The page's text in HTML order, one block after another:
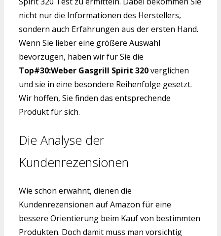
nicht nur die Informationen des Herstellers,
sondern auch Erfahrungen aus der ersten Hand.
Wenn Sie lieber eine größere Auswahl
bevorzugen, haben wir für Sie die
Top#30:Weber Gasgrill Spirit 320verglichen
und sie in eine besondere Reihenfolge gesetzt.
Wir hoffen, Sie finden das entsprechende
Produkt für sich.
Die Analyse der
Kundenrezensionen
Wie schon erwähnt, dienen die
Kundenrezensionen auf Amazon für eine
bessere Orientierung beim Kauf von bestimmten
Produkten. Doch damit muss man vorsichtig